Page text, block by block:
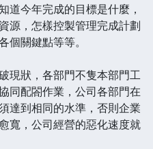
今年完成的目標是什麼，
源，怎樣控製管理完成計劃
個關鍵點等等。
狀，各部門不隻本部門工
同配閤作業，公司各部門在
達到相同的水準，否則企業
寬，公司經營的惡化速度就